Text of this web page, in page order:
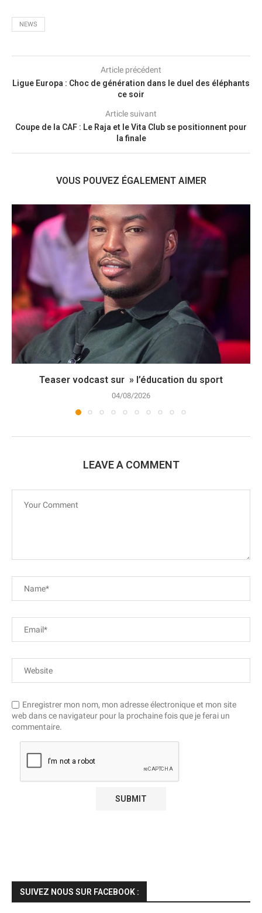
NEWS
Article précédent
Ligue Europa : Choc de génération dans le duel des éléphants
ce soir
Article suivant
Coupe de la CAF : Le Raja et le Vita Club se positionnent pour
la finale
VOUS POUVEZ ÉGALEMENT AIMER
Teaser vodcast sur » l’éducation du sport
04/08/2026
LEAVE A COMMENT
Enregistrer mon nom, mon adresse électronique et mon site
web dans ce navigateur pour la prochaine fois que je ferai un
commentaire.
SUIVEZ NOUS SUR FACEBOOK :